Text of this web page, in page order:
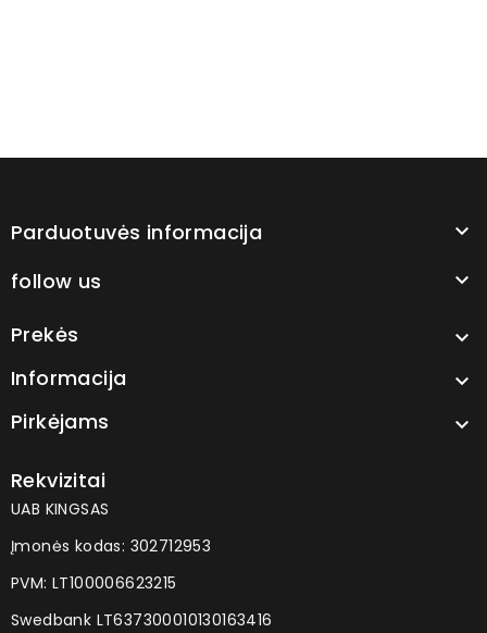
Parduotuvės informacija 
follow us 
Prekės 
Informacija 
Pirkėjams 
Rekvizitai
UAB KINGSAS
Įmonės kodas: 302712953
PVM: LT100006623215
Swedbank LT637300010130163416